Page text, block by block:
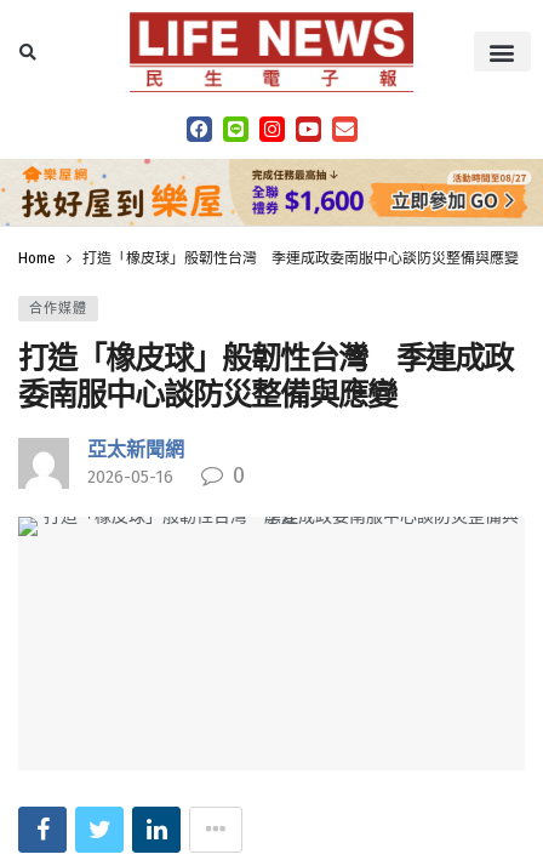
Home 打造「橡皮球」般韌性台灣 季連成政委南服中心談防災整備與應變
合作媒體
打造「橡皮球」般韌性台灣 季連成政
委南服中心談防災整備與應變
亞太新聞網
2026-05-16 0